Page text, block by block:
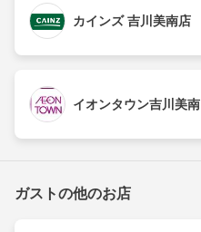
カインズ 吉川美南店
イオンタウン吉川美南
ガストの他のお店